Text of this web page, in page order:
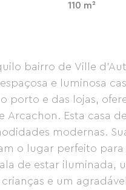
110 m²
bairro de Ville
e luminosa
porto e das lojas,
Arcachon. Esta casa
modernas.
o lugar perfeito
de estar
e um